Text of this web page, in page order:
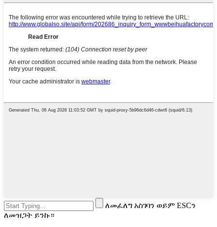
ለመፈለግ አስገባን ወይም ESCን
ለመዝጋት ይንኩ።